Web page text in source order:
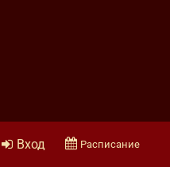
Вход Расписание